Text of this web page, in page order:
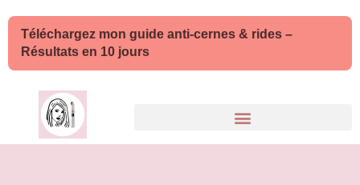
Téléchargez mon guide anti-cernes & rides –
Résultats en 10 jours